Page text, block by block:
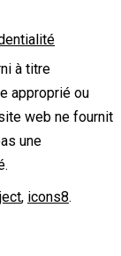
à titre
approprié ou
web ne fournit
une
, icons8.